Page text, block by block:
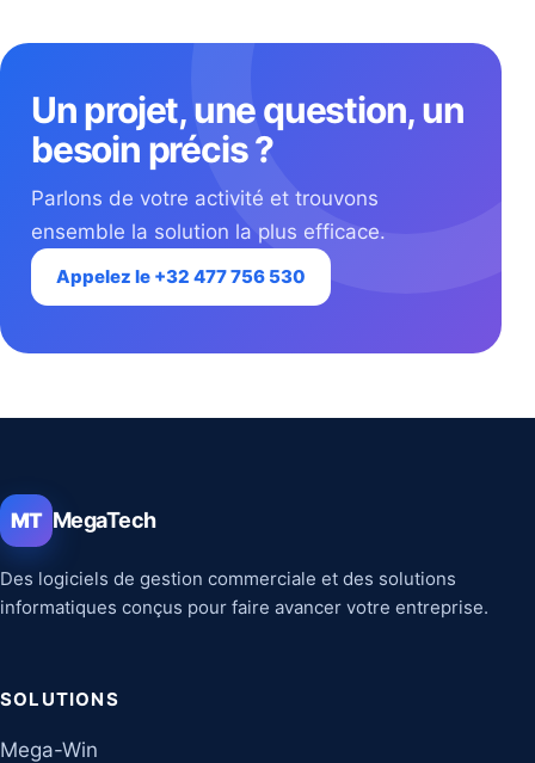
Un projet, une question, un
besoin précis ?
Parlons de votre activité et trouvons
ensemble la solution la plus efficace.
Appelez le +32 477 756 530
MT MegaTech
Des logiciels de gestion commerciale et des solutions
informatiques conçus pour faire avancer votre entreprise.
SOLUTIONS
Mega-Win